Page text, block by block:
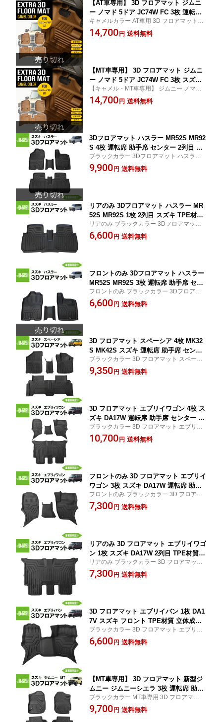
【AT車専用】 3D フロアマット ジムニ
ー ノマド 5ドア JC74W FC 3枚 運転席
助手席 2列目 TPE材質 立体成型 内装 車
内 汚れ防止 防水仕様 車種専用設計 水
キャメルカラー AT車用 3D フロアマット ジ
ムニー ノマド 5ドア JC74W FC 3枚 運転席
助手席 2列目 TPE材質 立体 内装 車内 防汚
14,700 円 送料無料
【MT車専用】 3D フロアマット ジムニ
ー ノマド 5ドア JC74W FC 3枚 スズキ
運転席 助手席 2列目 立体成型 カーマッ
ト カスタム パーツ カー用品 TPE材質
【キャメル・MT車専用】 ジムニー ノマド
3D フロアマット3枚 5ドア JC74W FC スズ
キ 立体 TPE内装 車内 防水 水洗い ブラウン
14,700 円 送料無料
3Dフロアマット ハスラー MR52S MR92
S 4枚 運転席 助手席 センター 2列目 ス
ズキ TPE材質 立体成型 内装 車内 汚れ
防止 防水仕様 車種専用設計 水洗いOK
ブラックカラー 3Dフロアマット ハスラー
MR52S MR92S 4枚 運転席 助手席 センター
2列目 スズキ TPE 車内 防汚 防水 専用設計
9,900 円 送料無料
リアのみ 3Dフロアマット ハスラー MR
52S MR92S 1枚 2列目 スズキ TPE材質
立体成型 内装 車内 汚れ防止 防水仕様
車種専用設計 水洗いOK カーマット 黒
リアのみ ブラックカラー 3Dフロアマット
ハスラー MR52S MR92S 1枚 2列目 スズキ
TPE材質 車内 汚れ防止 防水 専用設計 水洗
6,600 円 送料無料
フロントのみ 3Dフロアマット ハスラー
MR52S MR92S 3枚 運転席 助手席 セン
ター スズキ TPE材質 立体成型 内装 車
内 汚れ防止 防水仕様 車種専用設計 水
フロントのみ ブラックカラー 3Dフロアマ
ット ハスラー MR52S MR92S 3枚 運転席
助手席 センター スズキ TPE 車内 防汚 防水
6,600 円 送料無料
3D フロアマット スペーシア 4枚 MK32
S MK42S スズキ 運転席 助手席 センタ
ー 2列目 TPE材質 立体成型 内装 車内
汚れ防止 防水仕様 車種専用設計 水洗い
ブラックカラー 3D フロアマット スペーシ
ア 4枚 MK32S MK42S スズキ 運転席 助手
席 センター 2列目 TPE材質 車内 汚れ防止
9,350 円 送料無料
3D フロアマット エブリイワゴン 4枚 ス
ズキ DA17W 運転席 助手席 センター 2
列目 TPE材質 立体成型 内装 車内 汚れ
防止 防水仕様 車種専用設計 水洗いOK
ブラックカラー 3D フロアマット エブリイ
ワゴン 4枚 スズキ DA17W TPE材質 運転席
助手席 センター 2列目 車内 立体 汚れ防止
10,700 円 送料無料
フロントのみ 3D フロアマット エブリイ
ワゴン 3枚 スズキ DA17W 運転席 助手
席 センター TPE材質 立体成型 内装 車
内 汚れ防止 防水仕様 車種専用設計 水
フロントのみ ブラックカラー 3D フロアマ
ット エブリイワゴン 3枚 スズキ DA17W 運
転席 助手席 センター TPE材質 車内 汚れ防
7,300 円 送料無料
リアのみ 3D フロアマット エブリイワゴ
ン 1枚 スズキ DA17W 2列目 TPE材質
立体成型 内装 車内 汚れ防止 防水仕様
車種専用設計 水洗いOK カーマット 黒
リアのみ ブラックカラー 3D フロアマット
エブリイワゴン 1枚 2列目 スズキ DA17W T
PE材質 車内 汚れ防止 防水 立体 専用設計
7,300 円 送料無料
3D フロアマット エブリイバン 1枚 DA1
7V スズキ フロント TPE材質 立体成型
内装 車内 汚れ防止 防水仕様 車種専用
設計 水洗いOK カーマット 黒 ブラック
ブラックカラー 3D フロアマット エブリイ
バン 1枚 DA17V スズキ フロント TPE材質
車内 汚れ防止 防水 立体 専用設計 水洗いOK
6,600 円 送料無料
【MT車専用】 3D フロアマット 新型ジ
ムニー ジムニーシエラ 3枚 運転席 助手
席 2列目 スズキ JB64W JB74W TPE材
質 立体成型 内装 車内 汚れ防止 防水仕
ブラックカラー MT車専用 3D フロアマット
新型ジムニー ジムニーシエラ 3枚 運転席 助
手席 2列目 スズキ JB64W JB74W TPE 立体
9,700 円 送料無料